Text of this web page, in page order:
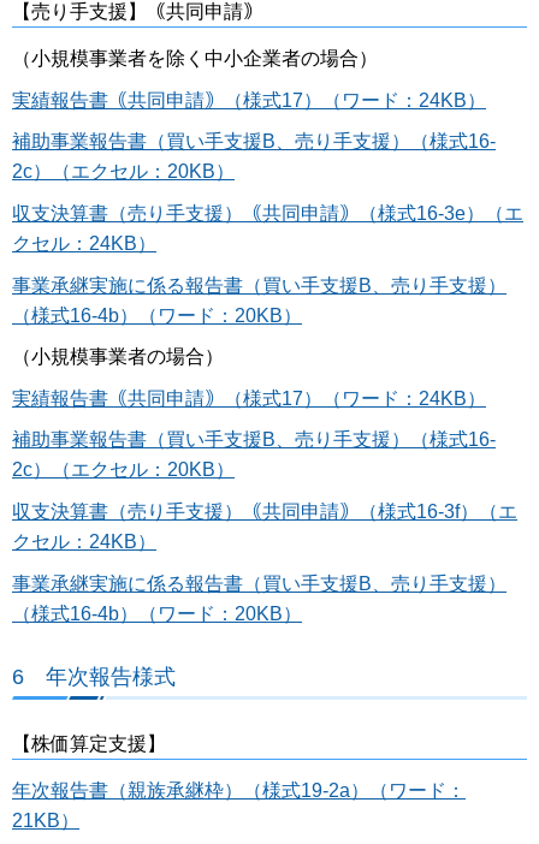
【売り手支援】｟共同申請｠
（小規模事業者を除く中小企業者の場合）
実績報告書｟共同申請｠（様式17）（ワード：24KB）
補助事業報告書（買い手支援B、売り手支援）（様式16-
2c）（エクセル：20KB）
収支決算書（売り手支援）｟共同申請｠（様式16-3e）（エ
クセル：24KB）
事業承継実施に係る報告書（買い手支援B、売り手支援）
（様式16-4b）（ワード：20KB）
（小規模事業者の場合）
実績報告書｟共同申請｠（様式17）（ワード：24KB）
補助事業報告書（買い手支援B、売り手支援）（様式16-
2c）（エクセル：20KB）
収支決算書（売り手支援）｟共同申請｠（様式16-3f）（エ
クセル：24KB）
事業承継実施に係る報告書（買い手支援B、売り手支援）
（様式16-4b）（ワード：20KB）
6 年次報告様式
【株価算定支援】
年次報告書（親族承継枠）（様式19-2a）（ワード：
21KB）